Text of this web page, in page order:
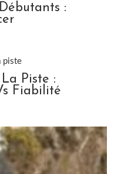
:
Piste :
Fiabilité